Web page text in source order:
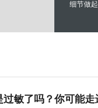
细节做起
过敏了吗？你可能